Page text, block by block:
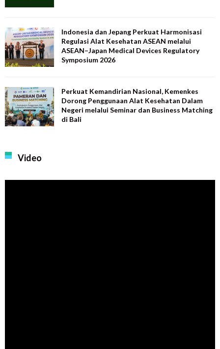
Indonesia dan Jepang Perkuat Harmonisasi
Regulasi Alat Kesehatan ASEAN melalui
ASEAN–Japan Medical Devices Regulatory
Symposium 2026
Perkuat Kemandirian Nasional, Kemenkes
Dorong Penggunaan Alat Kesehatan Dalam
Negeri melalui Seminar dan Business Matching
di Bali
Video